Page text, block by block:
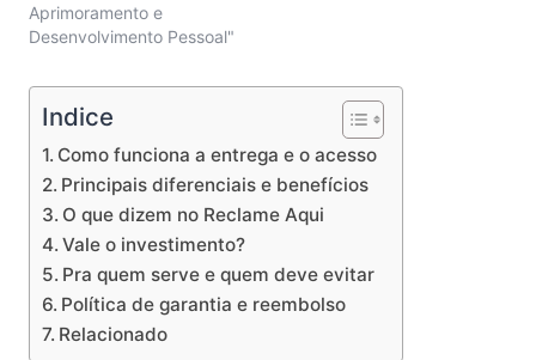
Aprimoramento e
Desenvolvimento Pessoal"
Indice
Como funciona a entrega e o acesso
Principais diferenciais e benefícios
O que dizem no Reclame Aqui
Vale o investimento?
Pra quem serve e quem deve evitar
Política de garantia e reembolso
Relacionado